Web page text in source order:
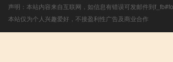
声明：本站内容来自互联网，如信息有错误可发邮件到
本站仅为个人兴趣爱好，不接盈利性广告及商业合作